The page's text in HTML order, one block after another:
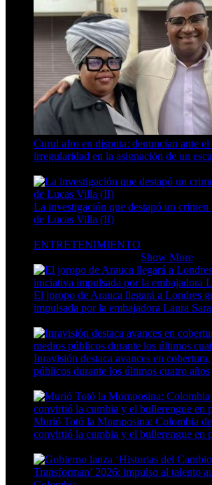
Curul afro en disputa: denuncian ante
irregularidad en la asignación de un
La investigación que destapó un crimen
de Lucas Villa (II)
ENTRETENIMIENTO
Show More
El joropo de Arauca llegará a Londres
impulsada por la embajadora Laura
Inravisión destaca avances en
públicos durante los últimos cuatro años
Murió Totó la Momposina: Colombia
convirtió la cumbia y el bullerengue en